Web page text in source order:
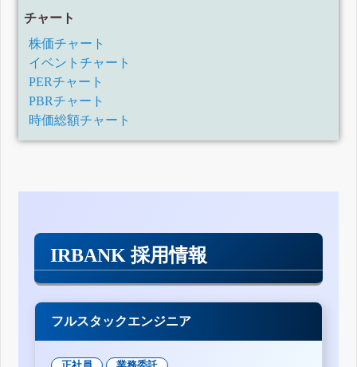
チャート
株価チャート
イベントチャート
PERチャート
PBRチャート
時価総額チャート
IRBANK 採用情報
フルスタックエンジニア